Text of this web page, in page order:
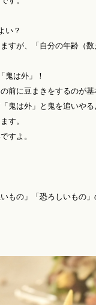
い？
すが、「自分の年齢（数
鬼は外」！
前に豆まきをするのが基
鬼は外」と鬼を追いや
す。
すよ。
もの」「恐ろしいもの」